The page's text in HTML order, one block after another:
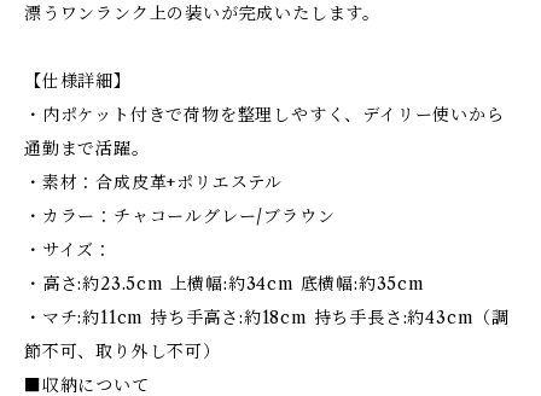
漂うワンランク上の装いが完成いたします。
【仕様詳細】
・内ポケット付きで荷物を整理しやすく、デイリー使いから
通勤まで活躍。
・素材：合成皮革+ポリエステル
・カラー：チャコールグレー/ブラウン
・サイズ：
・高さ:約23.5cm 上横幅:約34cm 底横幅:約35cm
・マチ:約11cm 持ち手高さ:約18cm 持ち手長さ:約43cm（調
節不可、取り外し不可）
■収納について